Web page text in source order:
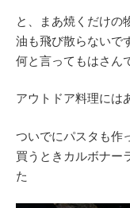
と、まあ焼くだけの
油も飛び散らないで
何と言ってもはさん
アウトドア料理には
ついでにパスタも作
買うときカルボナー
た